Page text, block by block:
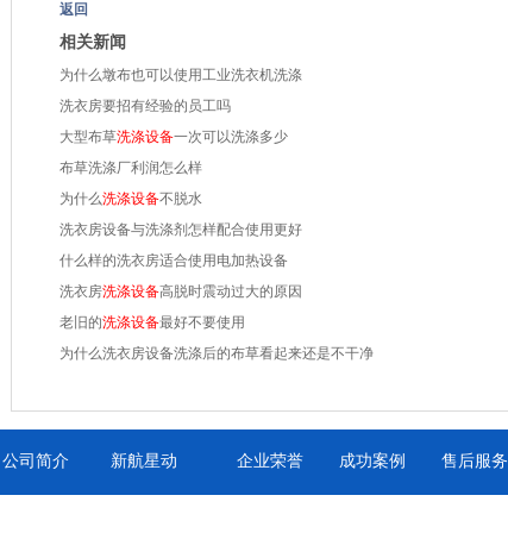
返回
相关新闻
为什么墩布也可以使用工业洗衣机洗涤
洗衣房要招有经验的员工吗
大型布草洗涤设备一次可以洗涤多少
布草洗涤厂利润怎么样
为什么洗涤设备不脱水
洗衣房设备与洗涤剂怎样配合使用更好
什么样的洗衣房适合使用电加热设备
洗衣房洗涤设备高脱时震动过大的原因
老旧的洗涤设备最好不要使用
为什么洗衣房设备洗涤后的布草看起来还是不干净
公司简介 新航星动 企业荣誉 成功案例 售后服务